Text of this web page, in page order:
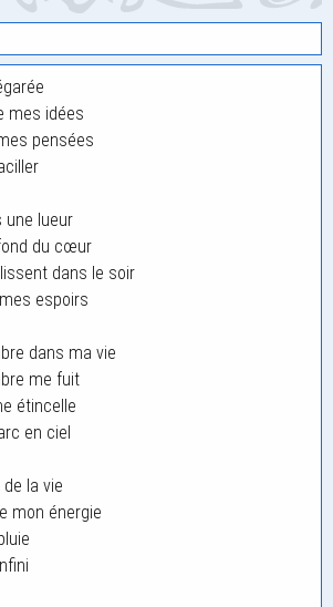
mes idées
pensées
une lueur
du cœur
dans le soir
espoirs
dans ma vie
me fuit
étincelle
en ciel
la vie
mon énergie